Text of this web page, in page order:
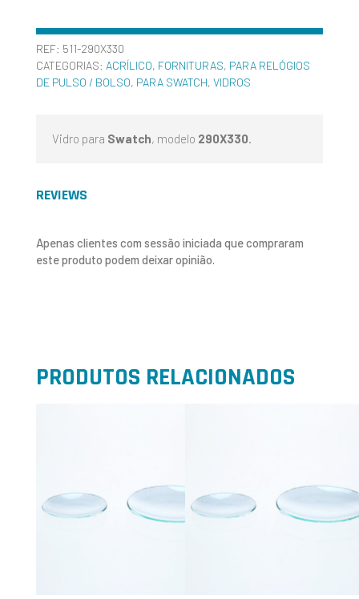
REF: 511-290X330
CATEGORIAS: ACRÍLICO, FORNITURAS, PARA RELÓGIOS
DE PULSO / BOLSO, PARA SWATCH, VIDROS
Vidro para Swatch, modelo 290X330.
REVIEWS
Apenas clientes com sessão iniciada que compraram
este produto podem deixar opinião.
PRODUTOS RELACIONADOS